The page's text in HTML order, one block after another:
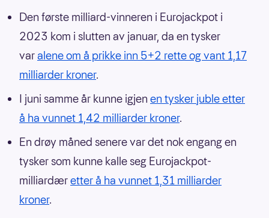
Den første milliard-vinneren i Eurojackpot i
2023 kom i slutten av januar, da en tysker
varalene om å prikke inn 5+2 rette og vant 1,17
milliarder kroner.
I juni samme år kunne igjen en tysker juble etter
å ha vunnet 1,42 milliarder kroner.
En drøy måned senere var det nok engang en
tysker som kunne kalle seg Eurojackpot-
milliardæretter å ha vunnet 1,31 milliarder
kroner.